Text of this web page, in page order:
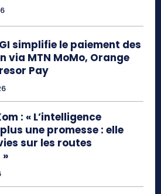
simplifie le paiement des
via MTN MoMo, Orange
Pay
: « L’intelligence
une promesse : elle
sur les routes